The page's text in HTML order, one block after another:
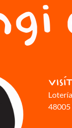
48005